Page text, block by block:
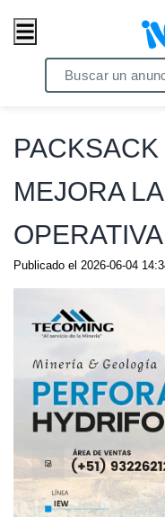
/ Comercio / Anuncios
MEJORA
OPERATIVA
Publicado el 2026-06-04